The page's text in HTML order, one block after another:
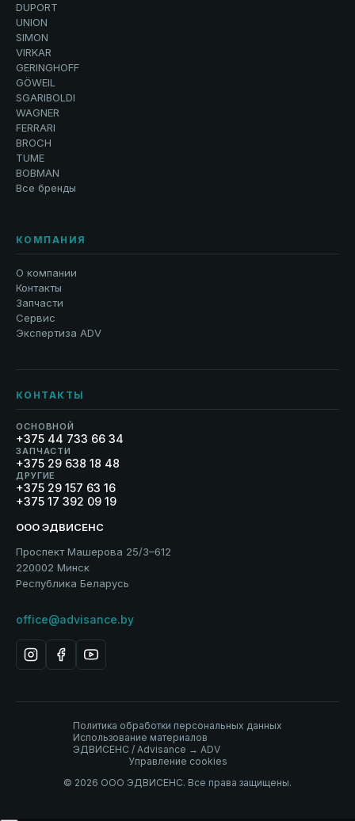
DUPORT
UNION
SIMON
VIRKAR
GERINGHOFF
GÖWEIL
SGARIBOLDI
WAGNER
FERRARI
BROCH
TUME
BOBMAN
Все бренды
КОМПАНИЯ
О компании
Контакты
Запчасти
Сервис
Экспертиза ADV
КОНТАКТЫ
ОСНОВНОЙ
+375 44 733 66 34
ЗАПЧАСТИ
+375 29 638 18 48
ДРУГИЕ
+375 29 157 63 16
+375 17 392 09 19
ООО ЭДВИСЕНС
Проспект Машерова 25/3–612
220002 Минск
Республика Беларусь
office@advisance.by
Политика обработки персональных данных
Использование материалов
ЭДВИСЕНС / Advisance → ADV
Управление cookies
© 2026 ООО ЭДВИСЕНС. Все права защищены.